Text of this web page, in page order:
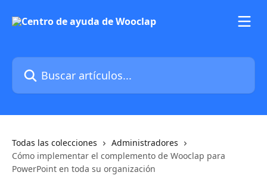
Buscar artículos...
Todas las colecciones
Administradores
Cómo implementar el complemento de Wooclap para
PowerPoint en toda su organización